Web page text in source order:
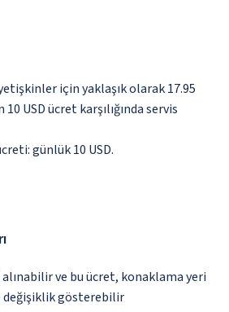
için yaklaşık olarak 17.95
USD ücret karşılığında servis
günlük 10 USD.
ve bu ücret, konaklama yeri
değişiklik gösterebilir